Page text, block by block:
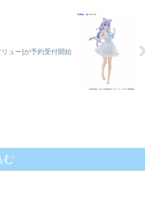
ュー]が予約受付開始
む